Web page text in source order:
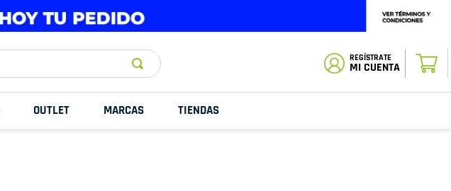
MI CUENTA
OUTLET MARCAS TIENDAS